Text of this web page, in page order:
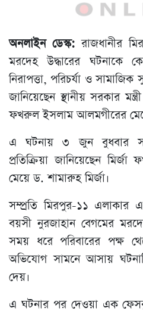
অনলাইন ডেস্ক:রাজধানীর
মরদেহ উদ্ধারের ঘটনাকে
নিরাপত্তা, পরিচর্যা ও সামাজিক
জানিয়েছেন স্থানীয় সরকার
ফখরুল ইসলাম আলমগীরের
এ ঘটনায় ৩ জুন বুধবার
প্রতিক্রিয়া জানিয়েছেন
মেয়ে ড. শামারুহ মির্জা।
সম্প্রতি মিরপুর-১১ এলাকার
বয়সী নুরজাহান বেগমের
সময় ধরে পরিবারের পক্ষ
অভিযোগ সামনে আসায়
দেয়।
এ ঘটনার পর দেওয়া এক